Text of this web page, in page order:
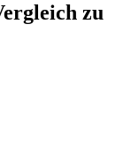
zu